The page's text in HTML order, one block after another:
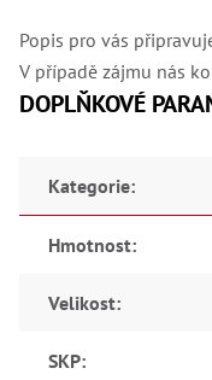
Popis pro vás
V případě zájmu nás
DOPLŇKOVÉ
Kategorie:
Hmotnost:
Velikost:
SKP: